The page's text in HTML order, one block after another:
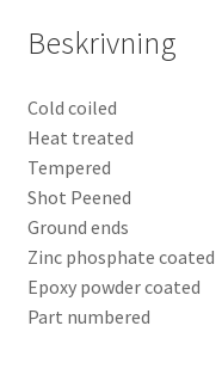
Beskrivning
Cold coiled
Heat treated
Tempered
Shot Peened
Ground ends
Zinc phosphate coated
Epoxy powder coated
Part numbered